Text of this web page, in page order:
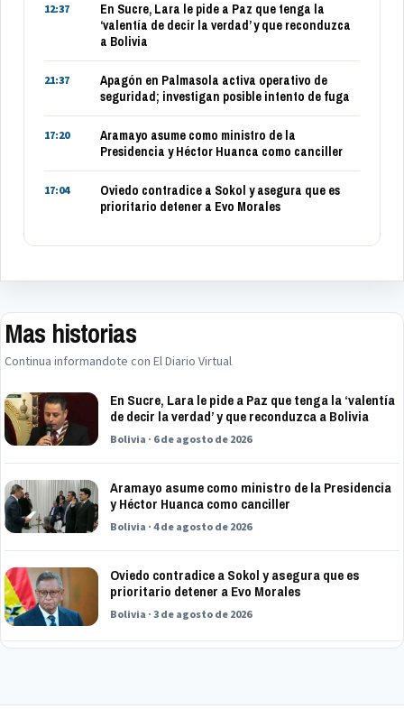
12:37
En Sucre, Lara le pide a Paz que tenga la
‘valentía de decir la verdad’ y que reconduzca
a Bolivia
21:37
Apagón en Palmasola activa operativo de
seguridad; investigan posible intento de fuga
17:20
Aramayo asume como ministro de la
Presidencia y Héctor Huanca como canciller
17:04
Oviedo contradice a Sokol y asegura que es
prioritario detener a Evo Morales
Mas historias
Continua informandote con El Diario Virtual
En Sucre, Lara le pide a Paz que tenga la ‘valentía
de decir la verdad’ y que reconduzca a Bolivia
Bolivia · 6 de agosto de 2026
Aramayo asume como ministro de la Presidencia
y Héctor Huanca como canciller
Bolivia · 4 de agosto de 2026
Oviedo contradice a Sokol y asegura que es
prioritario detener a Evo Morales
Bolivia · 3 de agosto de 2026